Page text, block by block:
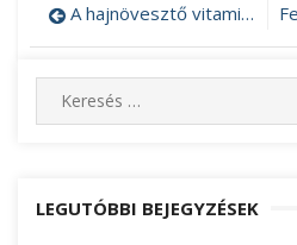
Bejegyzés
navigáció
A hajnövesztő vitamin online is megrendelhető
e
cLEGUTÓBBI BEJEGYZÉSEK